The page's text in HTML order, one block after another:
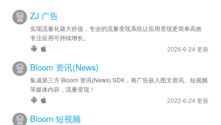
ZJ 广告
实现流量化最大价值，专业的流量变现系统让应用变现更简单高效
专注应用可持续增长。
2026-6-24 更新
Bloom 资讯(News)
集成第三方 Bloom 资讯(News) SDK，将广告嵌入图文资讯、短视频
等媒体内容，流量变现！
2022-6-24 更新
Bloom 短视频